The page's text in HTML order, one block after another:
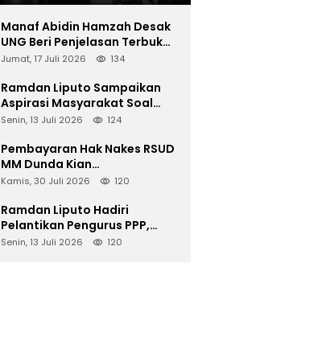
Manaf Abidin Hamzah Desak
UNG Beri Penjelasan Terbuka
Soal Polemik Ujian Skripsi
Jumat, 17 Juli 2026 134
Ramdan Liputo Sampaikan
Aspirasi Masyarakat Soal
LGBT di Hadapan Gubernur
Senin, 13 Juli 2026 124
Pembayaran Hak Nakes RSUD
MM Dunda Kian
Menggantung, Perbup Belum
Definitif
Kamis, 30 Juli 2026 120
Ramdan Liputo Hadiri
Pelantikan Pengurus PPP,
Tegaskan Silaturahmi
Senin, 13 Juli 2026 120